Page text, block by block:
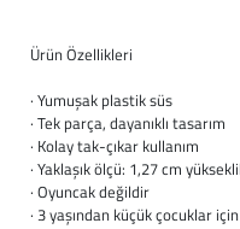
Ürün Özellikleri
· Yumuşak plastik süs
· Tek parça, dayanıklı tasarım
· Kolay tak-çıkar kullanım
· Yaklaşık ölçü: 1,27 cm
· Oyuncak değildir
· 3 yaşından küçük çocuklar